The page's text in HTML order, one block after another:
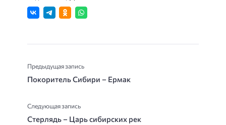
Предыдущая запись
Покоритель Сибири – Ермак
Следующая запись
Стерлядь – Царь сибирских рек